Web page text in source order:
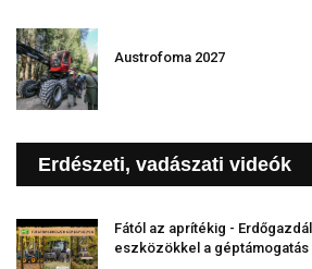
Austrofoma 2027
Erdészeti, vadászati videók
Fától az aprítékig -
eszközökkel a